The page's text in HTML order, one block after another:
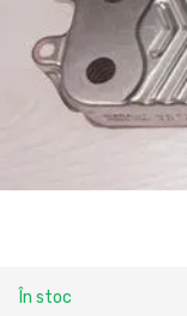
În stoc